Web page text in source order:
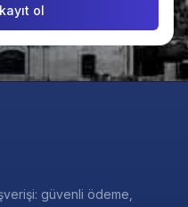
ol
güvenli ödeme,